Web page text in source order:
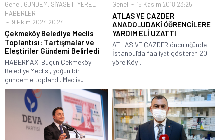
Genel, GÜNDEM, SİYASET, YEREL
HABERLER
9 Ekim 2024 20:24
Çekmeköy Belediye Meclis
Toplantısı: Tartışmalar ve
Eleştiriler Gündemi Belirledi
HABERMAX. Bugün Çekmeköy
Belediye Meclisi, yoğun bir
gündemle toplandı. Meclis...
Genel 15 Kasım 2018 23:25
ATLAS VE ÇAZDER
ANADOLUDAKİ ÖĞRENCİLERE
YARDIM ELİ UZATTI
ATLAS VE ÇAZDER öncülüğünde
İstanbul’da faaliyet gösteren 20
yöre Köy...